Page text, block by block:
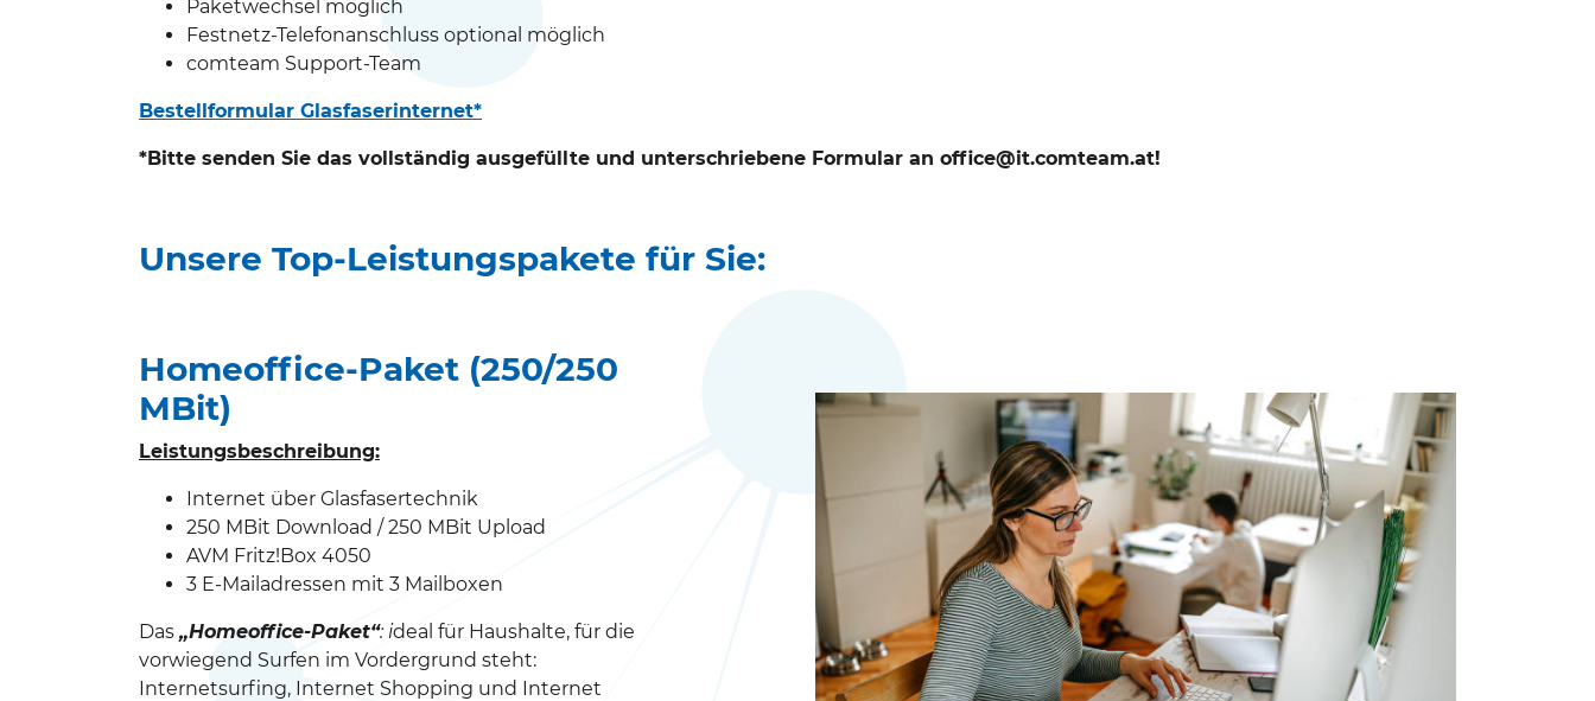
Paketwechsel möglich
Festnetz-Telefonanschluss optional möglich
comteam Support-Team
Bestellformular Glasfaserinternet*
*Bitte senden Sie das vollständig ausgefüllte und unterschriebene Formular an office@it.comteam.at!
Unsere Top-Leistungspakete für Sie:
Homeoffice-Paket (250/250
MBit)
Leistungsbeschreibung:
Internet über Glasfasertechnik
250 MBit Download / 250 MBit Upload
AVM Fritz!Box 4050
3 E-Mailadressen mit 3 Mailboxen
Das „Homeoffice-Paket“: ideal für Haushalte, für die
vorwiegend Surfen im Vordergrund steht:
Internetsurfing, Internet Shopping und Internet